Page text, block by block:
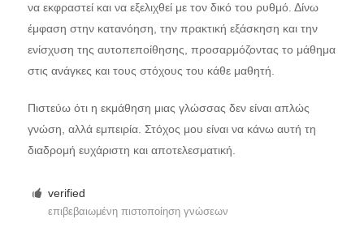
να εκφραστεί και να εξελιχθεί με τον δικό του ρυθμό. Δίνω
έμφαση στην κατανόηση, την πρακτική εξάσκηση και την
ενίσχυση της αυτοπεποίθησης, προσαρμόζοντας το μάθημα
στις ανάγκες και τους στόχους του κάθε μαθητή.
Πιστεύω ότι η εκμάθηση μιας γλώσσας δεν είναι απλώς
γνώση, αλλά εμπειρία. Στόχος μου είναι να κάνω αυτή τη
διαδρομή ευχάριστη και αποτελεσματική.
verified
επιβεβαιωμένη πιστοποίηση γνώσεων